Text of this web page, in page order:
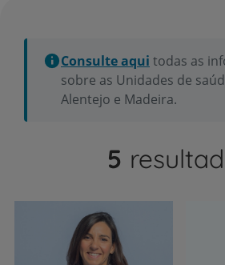
Consulte aqui todas as
sobre as Unidades de
Alentejo e Madeira.
5